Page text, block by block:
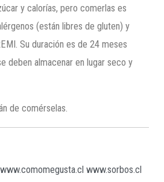
y calorías, pero comerlas es
(están libres de gluten) y
Su duración es de 24 meses
deben almacenar en lugar seco y
de comérselas.
www.comomegusta.cl www.sorbos.cl